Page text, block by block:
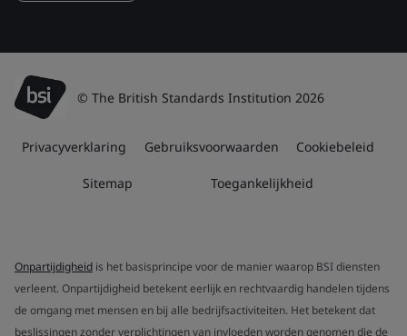
© The British Standards Institution 2026
Privacyverklaring Gebruiksvoorwaarden Cookiebeleid
Sitemap Toegankelijkheid
Onpartijdigheid is het basisprincipe voor de manier waarop BSI diensten
verleent. Onpartijdigheid betekent eerlijk en rechtvaardig handelen tijdens
de omgang met mensen en bij alle bedrijfsactiviteiten. Het betekent dat
beslissingen zonder verplichtingen van invloeden worden genomen die de